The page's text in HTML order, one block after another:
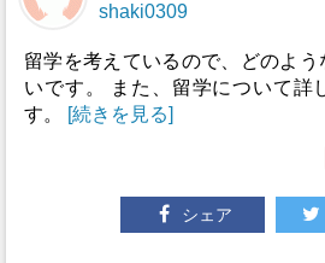
shaki0309
留学を考えているので、どのよ
いです。 また、留学について詳
す。
[続きを見る]
シェア